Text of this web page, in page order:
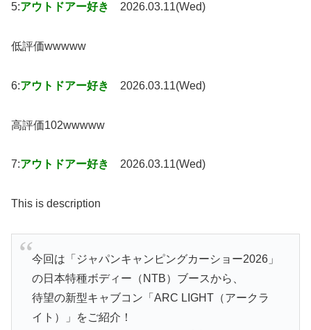
5:アウトドアー好き 2026.03.11(Wed)
低評価wwwww
6:アウトドアー好き 2026.03.11(Wed)
高評価102wwwww
7:アウトドアー好き 2026.03.11(Wed)
This is description
今回は「ジャパンキャンピングカーショー2026」
の日本特種ボディー（NTB）ブースから、
待望の新型キャブコン「ARC LIGHT（アークラ
イト）」をご紹介！